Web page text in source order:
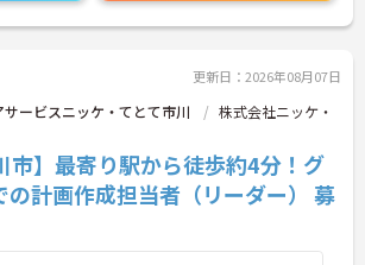
更新日：2026年08月07日
ービスニッケ・てとて市川
株式会社ニッケ・
市】最寄り駅から徒歩約4分！グ
の計画作成担当者（リーダー） 募